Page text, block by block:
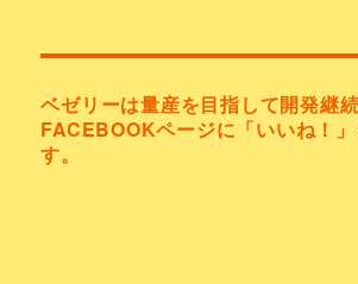
ベゼリーは量産を目指して開発継
FACEBOOKページに「いいね！
す。